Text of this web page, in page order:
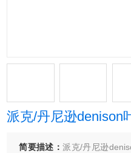
派克/丹尼逊denison
简要描述：派克/丹尼逊